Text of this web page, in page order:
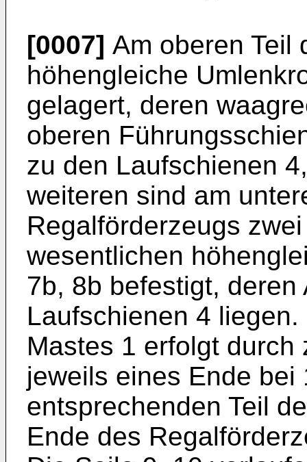
[0007] Am oberen Teil
höhengleiche
gelagert, deren
oberen
zu den Laufschienen
weiteren sind am
Regalförderzeugs
wesentlichen
7b, 8b befestigt,
Laufschienen 4
Mastes 1 erfolgt
jeweils eines Ende bei
entsprechenden Teil
Ende des